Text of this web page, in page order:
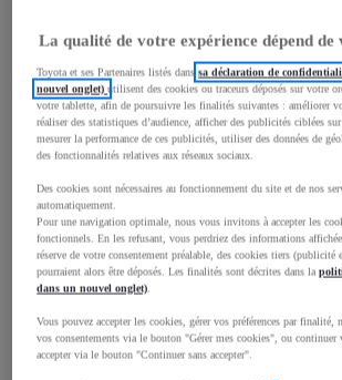
Longueur
3 700mm
Hauteur
1 510
mm
La qualité de votre expérience dépend de
Toyota et ses Partenaires listés danssa déclaration de
nouvel onglet)utilisent des cookies ou traceurs déposés sur votre
votre tablette, afin de poursuivre les finalités suivantes : améliorer
réaliser des statistiques d’audience, afficher des publicités ciblées sur
mesurer la performance de ces publicités, utiliser des données de
des fonctionnalités relatives aux réseaux sociaux.
Des cookies sont nécessaires au fonctionnement du site et de nos
automatiquement.
Pour une navigation optimale, nous vous invitons à accepter les
fonctionnels. En les refusant, vous perdriez des informations
réserve de votre consentement préalable, des cookies tiers (publicité
pourraient alors être déposés. Les finalités sont décrites dans la
dans un nouvel onglet)
Vous pouvez accepter les cookies, gérer vos préférences par
vos consentements via le bouton "Gérer mes cookies", ou continuer
accepter via le bouton "Continuer sans accepter".